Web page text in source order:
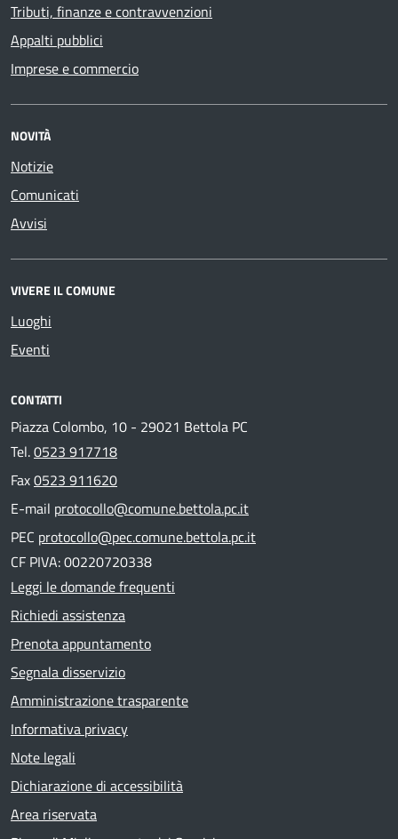
Tributi, finanze e contravvenzioni
Appalti pubblici
Imprese e commercio
NOVITÀ
Notizie
Comunicati
Avvisi
VIVERE IL COMUNE
Luoghi
Eventi
CONTATTI
Piazza Colombo, 10 - 29021 Bettola PC
Tel.0523 917718
Fax0523 911620
E-mail protocollo@comune.bettola.pc.it
PEC protocollo@pec.comune.bettola.pc.it
CF PIVA: 00220720338
Leggi le domande frequenti
Richiedi assistenza
Prenota appuntamento
Segnala disservizio
Amministrazione trasparente
Informativa privacy
Note legali
Dichiarazione di accessibilità
Area riservata